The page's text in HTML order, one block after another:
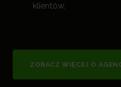
klientów.
ZOBACZ WIĘCEJ O